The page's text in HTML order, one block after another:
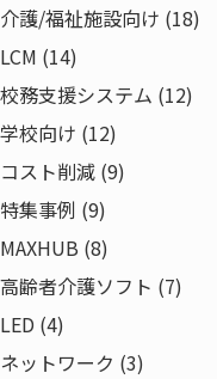
介護/福祉施設向け (18)
LCM (14)
校務支援システム (12)
学校向け (12)
コスト削減 (9)
特集事例 (9)
MAXHUB (8)
高齢者介護ソフト (7)
LED (4)
ネットワーク (3)
会社沿革
組織図・役員一覧
取得認証一覧
拠点一覧
事業領域
電子公告
当社の取り組み
サステナビリティビジョン
健康経営への取り組み
​一般事業主行動計画